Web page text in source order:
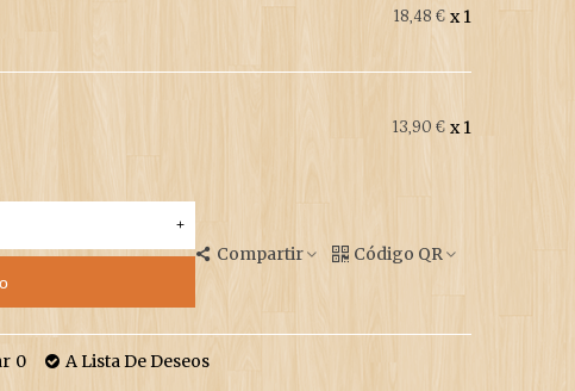
18,48 € x 1
13,90 € x 1
+
Compartir Código QR
0 A Lista De Deseos